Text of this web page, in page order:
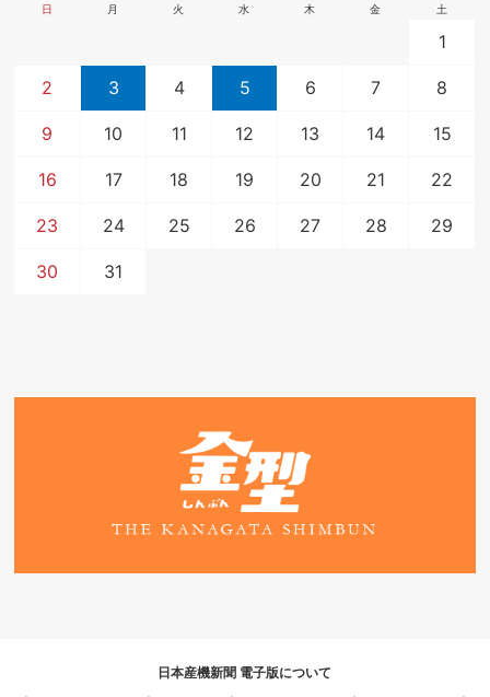
日 月 火 水 木 金 土
1
2 3 4 5 6 7 8
9 10 11 12 13 14 15
16 17 18 19 20 21 22
23 24 25 26 27 28 29
30 31
日本産機新聞 電子版について